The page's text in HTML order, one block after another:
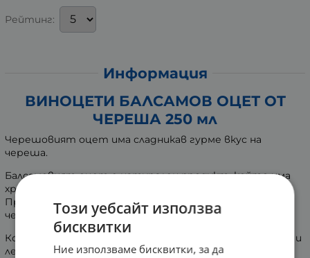
Рейтинг:
Информация
ВИНОЦЕТИ БАЛСАМОВ ОЦЕТ OT
ЧЕРЕША 250 мл
Черешовият оцет има сладникав гурме вкус на
череша.
Балсамовият оцет е натурален продукт, който има
хранителни свойства и не съдържа калории.
Приготвен е от черешов оцет и сок концентрат
череша.
Консистенцията му е гъста течност с тъмен цвят и
леко сладникав вкус.
Този уебсайт използва
бисквитки
Ние използваме бисквитки, за да